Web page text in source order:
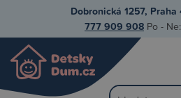
Dobronická 1257, Praha
777 909 908 Po -